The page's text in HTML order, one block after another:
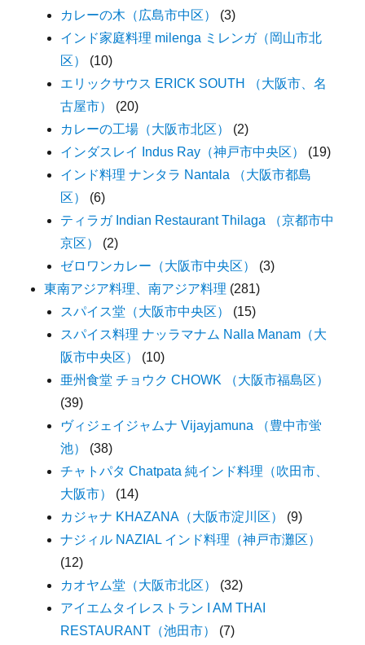
カレーの木（広島市中区）
(3)
インド家庭料理 milenga ミレンガ（岡山市北
区）
(10)
エリックサウス ERICK SOUTH （大阪市、名
古屋市）
(20)
カレーの工場（大阪市北区）
(2)
インダスレイ Indus Ray（神戸市中央区）
(19)
インド料理 ナンタラ Nantala （大阪市都島
区）
(6)
ティラガ Indian Restaurant Thilaga （京都市中
京区）
(2)
ゼロワンカレー（大阪市中央区）
(3)
東南アジア料理、南アジア料理 (281)
スパイス堂（大阪市中央区）
(15)
スパイス料理 ナッラマナム Nalla Manam（大
阪市中央区）
(10)
亜州食堂 チョウク CHOWK （大阪市福島区）
(39)
ヴィジェイジャムナ Vijayjamuna （豊中市蛍
池）
(38)
チャトパタ Chatpata 純インド料理（吹田市、
大阪市）
(14)
カジャナ KHAZANA（大阪市淀川区）
(9)
ナジィル NAZIAL インド料理（神戸市灘区）
(12)
カオヤム堂（大阪市北区）
(32)
アイエムタイレストラン I AM THAI
RESTAURANT（池田市）
(7)